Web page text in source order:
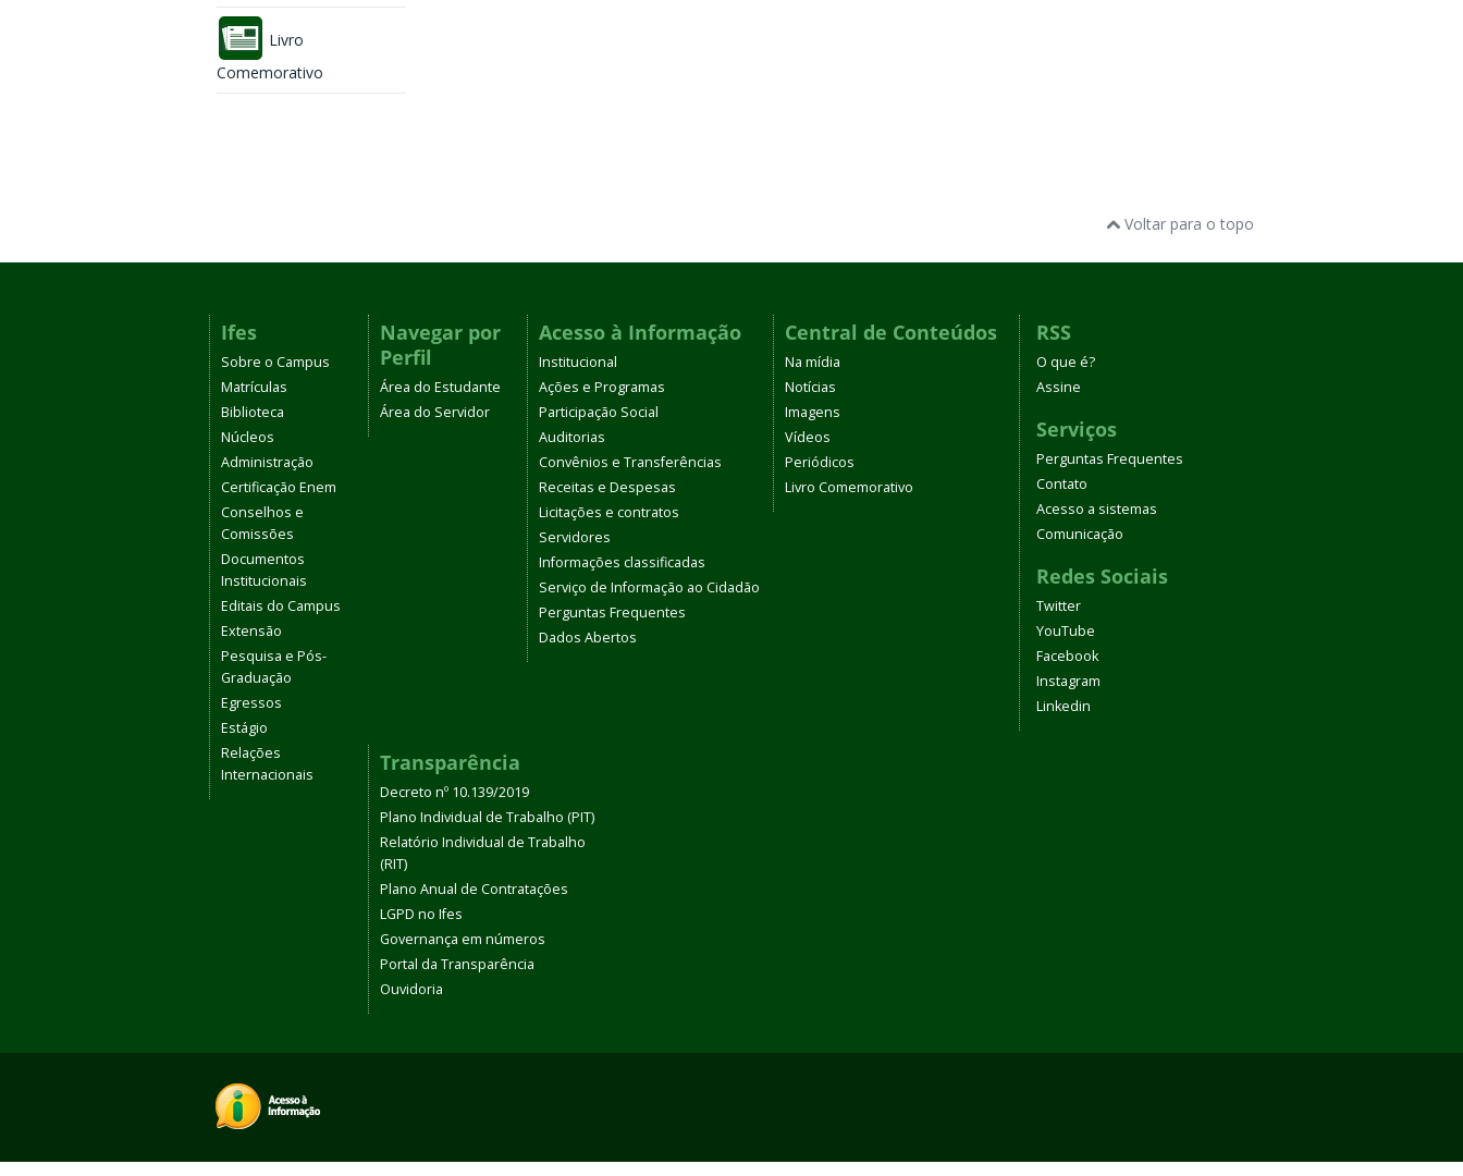
Livro
Comemorativo
Voltar para o topo
Ifes
Sobre o Campus
Matrículas
Biblioteca
Núcleos
Administração
Certificação Enem
Conselhos e
Comissões
Documentos
Institucionais
Editais do Campus
Extensão
Pesquisa e Pós-
Graduação
Egressos
Estágio
Relações
Internacionais
Navegar por
Perfil
Área do Estudante
Área do Servidor
Acesso à Informação
Institucional
Ações e Programas
Participação Social
Auditorias
Convênios e Transferências
Receitas e Despesas
Licitações e contratos
Servidores
Informações classificadas
Serviço de Informação ao Cidadão
Perguntas Frequentes
Dados Abertos
Central de Conteúdos
Na mídia
Notícias
Imagens
Vídeos
Periódicos
Livro Comemorativo
RSS
O que é?
Assine
Serviços
Perguntas Frequentes
Contato
Acesso a sistemas
Comunicação
Redes Sociais
Twitter
YouTube
Facebook
Instagram
Linkedin
Transparência
Decreto nº 10.139/2019
Plano Individual de Trabalho (PIT)
Relatório Individual de Trabalho
(RIT)
Plano Anual de Contratações
LGPD no Ifes
Governança em números
Portal da Transparência
Ouvidoria